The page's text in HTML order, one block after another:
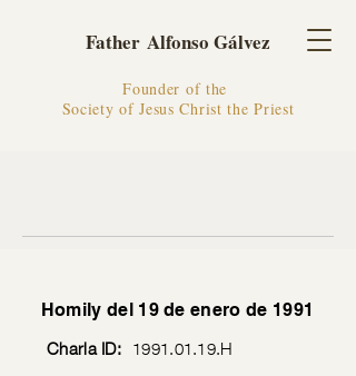
Father Alfonso Gálvez
Founder of the
Society of Jesus Christ the Priest
Homily del 19 de enero de 1991
Charla ID: 1991.01.19.H